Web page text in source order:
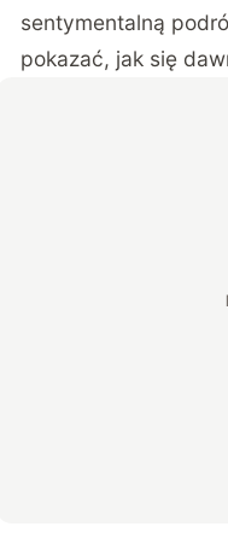
sentymentalną
pokazać, jak się